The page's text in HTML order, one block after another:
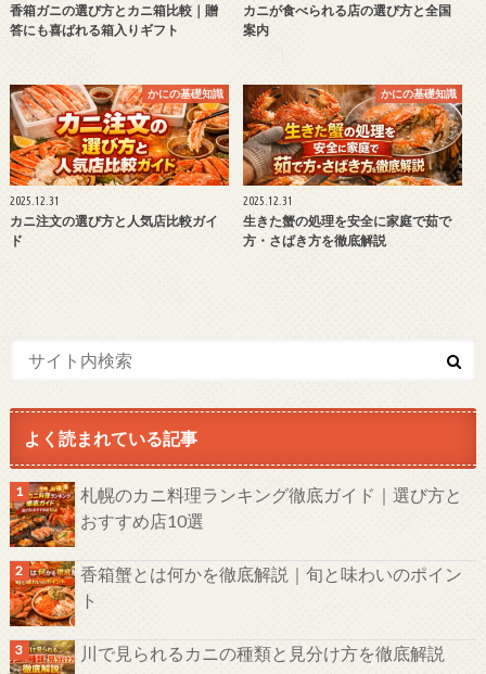
香箱ガニの選び方とカニ箱比較｜贈
答にも喜ばれる箱入りギフト
カニが食べられる店の選び方と全国
案内
かにの基礎知識
2025.12.31
カニ注文の選び方と人気店比較ガイ
ド
かにの基礎知識
2025.12.31
生きた蟹の処理を安全に家庭で茹で
方・さばき方を徹底解説
よく読まれている記事
札幌のカニ料理ランキング徹底ガイド｜選び方と
おすすめ店10選
香箱蟹とは何かを徹底解説｜旬と味わいのポイン
ト
川で見られるカニの種類と見分け方を徹底解説